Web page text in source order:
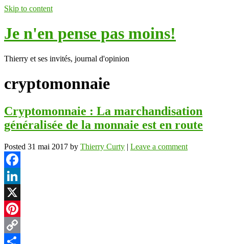
Skip to content
Je n'en pense pas moins!
Thierry et ses invités, journal d'opinion
cryptomonnaie
Cryptomonnaie : La marchandisation
généralisée de la monnaie est en route
Posted 31 mai 2017 by Thierry Curty | Leave a comment
Facebook
LinkedIn
X
Pinterest
Copy